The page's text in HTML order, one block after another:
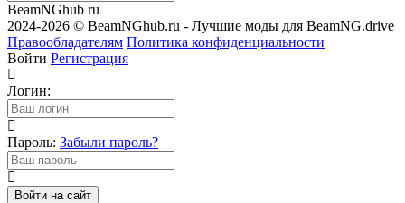
BeamNGhub ru
2024-2026 © BeamNGhub.ru - Лучшие моды для BeamNG.drive
Правообладателям Политика конфиденциальности
Войти Регистрация
Логин:
Пароль: Забыли пароль?
Войти на сайт